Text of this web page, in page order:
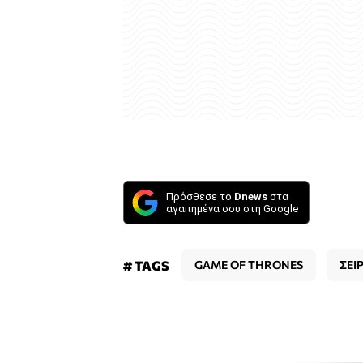
Πρόσθεσε το Dnews στα
αγαπημένα σου στη Google
# TAGS GAME OF THRONES